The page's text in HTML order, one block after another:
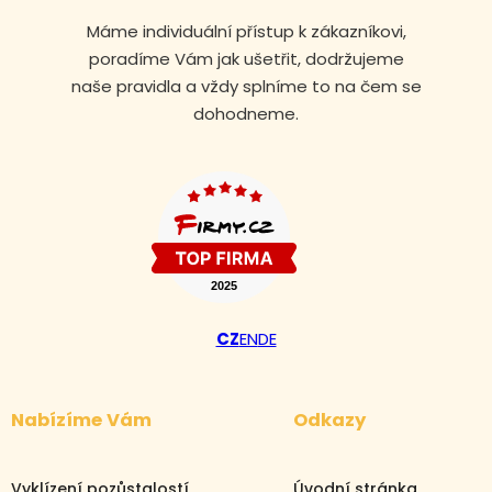
Máme individuální přístup k zákazníkovi,
poradíme Vám jak ušetřit, dodržujeme
naše pravidla a vždy splníme to na čem se
dohodneme.
CZENDE
Nabízíme Vám Odkazy